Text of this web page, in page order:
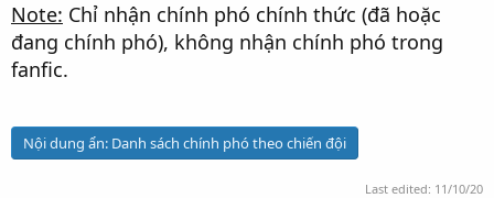
Note: Chỉ nhận chính phó chính thức (đã hoặc
đang chính phó), không nhận chính phó trong
fanfic.
Nội dung ẩn: Danh sách chính phó theo chiến đội
Last edited: 11/10/20